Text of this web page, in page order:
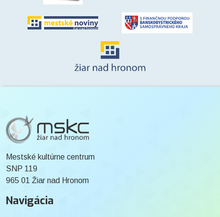
Mestské kultúrne centrum
SNP 119
965 01 Žiar nad Hronom
Navigácia